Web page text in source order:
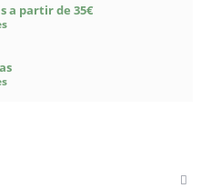
a partir de 35€